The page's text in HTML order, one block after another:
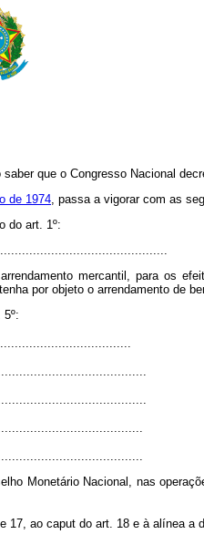
saber que o Congresso Nacional
de 1974, passa a vigorar com as
do art. 1º:
mercantil, para os
por objeto o arrendamento de
5º:
Monetário Nacional, nas
17, ao caput do art. 18 e à alínea a